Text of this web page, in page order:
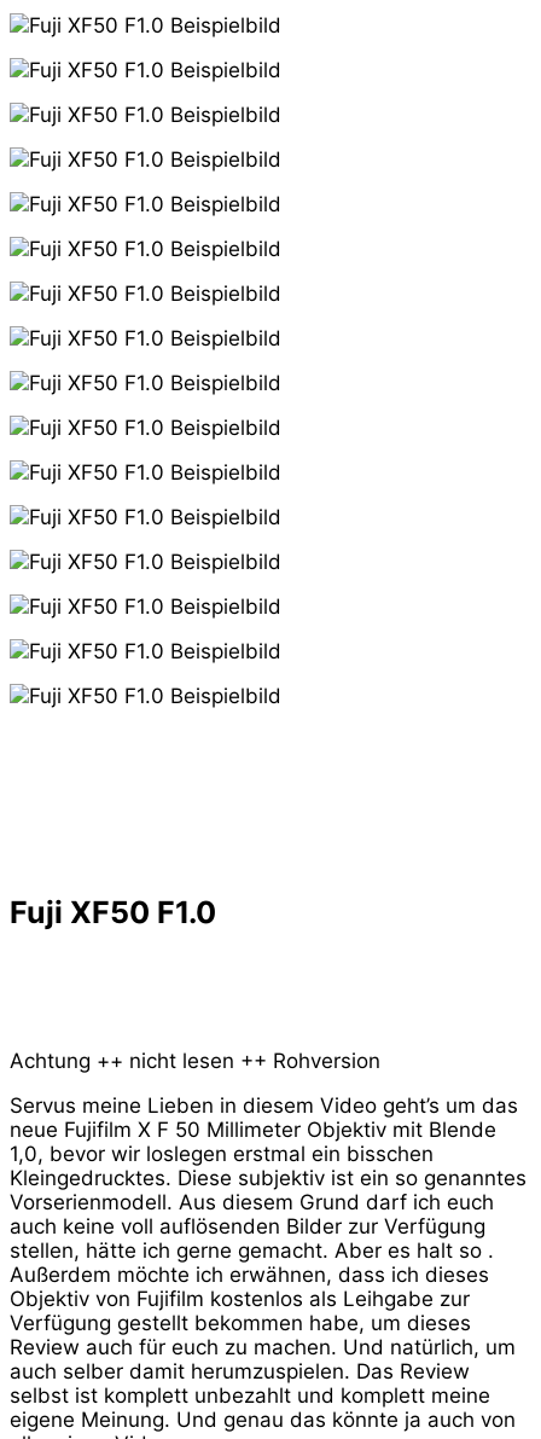
Fuji XF50 F1.0
Achtung ++ nicht lesen ++ Rohversion
Servus meine Lieben in diesem Video geht’s um das
neue Fujifilm X F 50 Millimeter Objektiv mit Blende
1,0, bevor wir loslegen erstmal ein bisschen
Kleingedrucktes. Diese subjektiv ist ein so genanntes
Vorserienmodell. Aus diesem Grund darf ich euch
auch keine voll auflösenden Bilder zur Verfügung
stellen, hätte ich gerne gemacht. Aber es halt so .
Außerdem möchte ich erwähnen, dass ich dieses
Objektiv von Fujifilm kostenlos als Leihgabe zur
Verfügung gestellt bekommen habe, um dieses
Review auch für euch zu machen. Und natürlich, um
auch selber damit herumzuspielen. Das Review
selbst ist komplett unbezahlt und komplett meine
eigene Meinung. Und genau das könnte ja auch von